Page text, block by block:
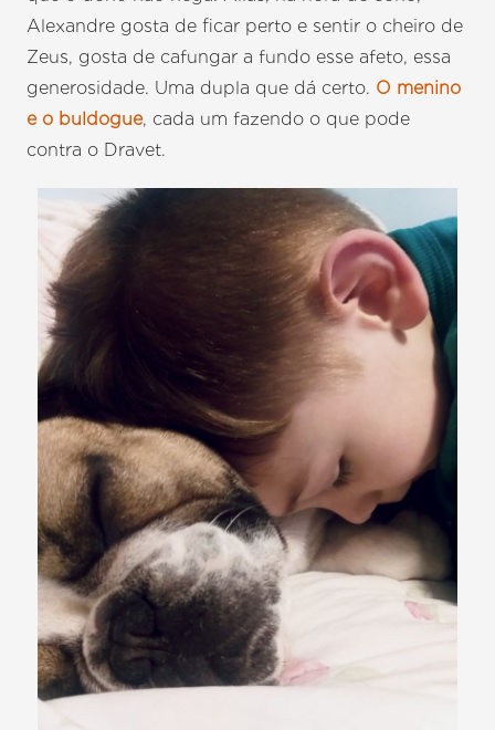
Alexandre gosta de ficar perto e sentir o cheiro de
Zeus, gosta de cafungar a fundo esse afeto, essa
generosidade. Uma dupla que dá certo. O menino
e o buldogue, cada um fazendo o que pode
contra o Dravet.